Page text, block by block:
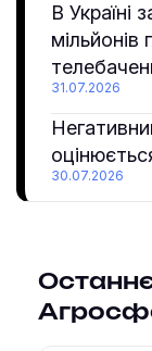
В Україні
мільйонів
31.07.2026
30.07.2026